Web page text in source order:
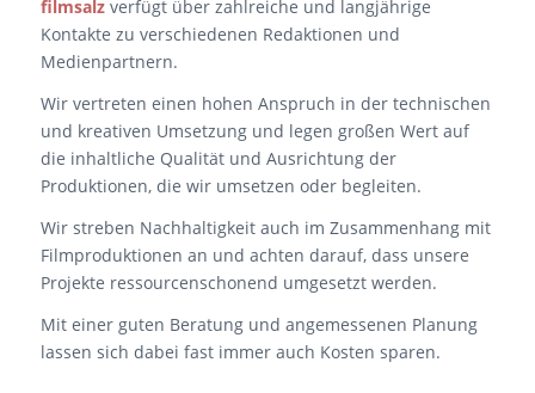
filmsalz verfügt über zahlreiche und langjährige
Kontakte zu verschiedenen Redaktionen und
Medienpartnern.
Wir vertreten einen hohen Anspruch in der technischen
und kreativen Umsetzung und legen großen Wert auf
die inhaltliche Qualität und Ausrichtung der
Produktionen, die wir umsetzen oder begleiten.
Wir streben Nachhaltigkeit auch im Zusammenhang mit
Filmproduktionen an und achten darauf, dass unsere
Projekte ressourcenschonend umgesetzt werden.
Mit einer guten Beratung und angemessenen Planung
lassen sich dabei fast immer auch Kosten sparen.